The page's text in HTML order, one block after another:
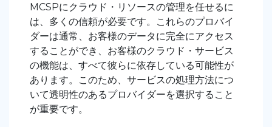
MCSPにクラウド・リソースの管理を任せるに
は、多くの信頼が必要です。これらのプロバイ
ダーは通常、お客様のデータに完全にアクセス
することができ、お客様のクラウド・サービス
の機能は、すべて彼らに依存している可能性が
あります。このため、サービスの処理方法につ
いて透明性のあるプロバイダーを選択すること
が重要です。